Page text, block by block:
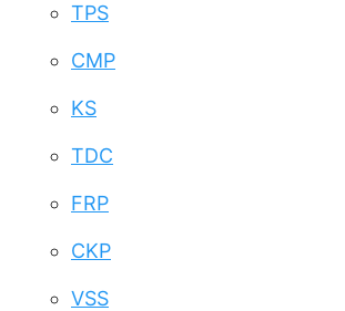
TPS
CMP
KS
TDC
FRP
CKP
VSS